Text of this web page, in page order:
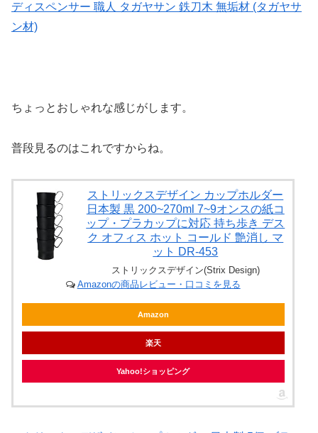
ディスペンサー 職人 タガヤサン 鉄刀木 無垢材 (タガヤサ
ン材)
ちょっとおしゃれな感じがします。
普段見るのはこれですからね。
ストリックスデザイン カップホルダー
日本製 黒 200~270ml 7~9オンスの紙コ
ップ・プラカップに対応 持ち歩き デス
ク オフィス ホット コールド 艶消し マ
ット DR-453
ストリックスデザイン(Strix Design)
Amazonの商品レビュー・口コミを見る
Amazon
楽天
Yahoo!ショッピング